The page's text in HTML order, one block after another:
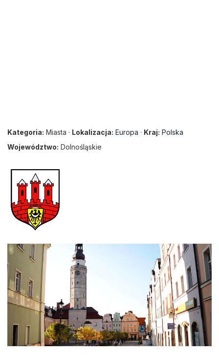
Kategoria: Miasta · Lokalizacja: Europa · Kraj: Polska
Województwo: Dolnośląskie